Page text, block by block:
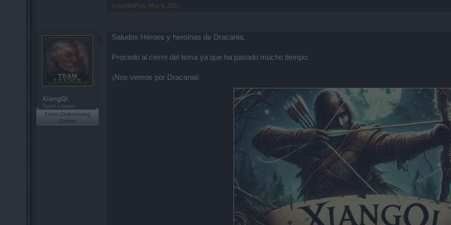
CiscoNetPlus May 4, 2021
XiangQi
Team Leader
Team Drakensang
Online
Saludos Héroes y heroínas de Dracania,
Procedo al cierre del tema ya que ha pasado mucho tiempo.
¡Nos vemos por Dracania!